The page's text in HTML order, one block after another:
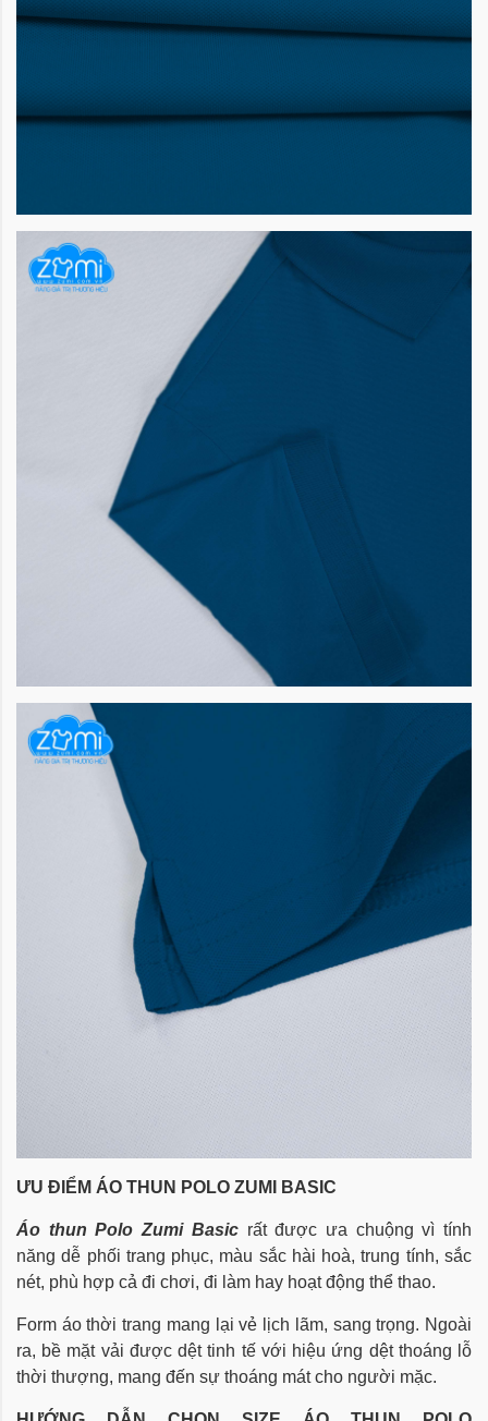
ƯU ĐIỂM ÁO THUN POLO ZUMI BASIC
Áo thun Polo Zumi Basicrất được ưa chuộng vì tính
năng dễ phối trang phục, màu sắc hài hoà, trung tính, sắc
nét, phù hợp cả đi chơi, đi làm hay hoạt động thể thao.
Form áo thời trang mang lại vẻ lịch lãm, sang trọng. Ngoài
ra, bề mặt vải được dệt tinh tế với hiệu ứng dệt thoáng lỗ
thời thượng, mang đến sự thoáng mát cho người mặc.